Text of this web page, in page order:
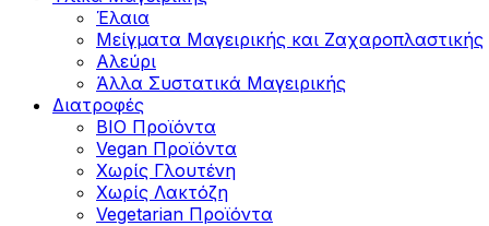
Έλαια
Μείγματα Μαγειρικής και Ζαχαροπλαστικής
Αλεύρι
Άλλα Συστατικά Μαγειρικής
Διατροφές
BIO Προϊόντα
Vegan Προϊόντα
Χωρίς Γλουτένη
Χωρίς Λακτόζη
Vegetarian Προϊόντα